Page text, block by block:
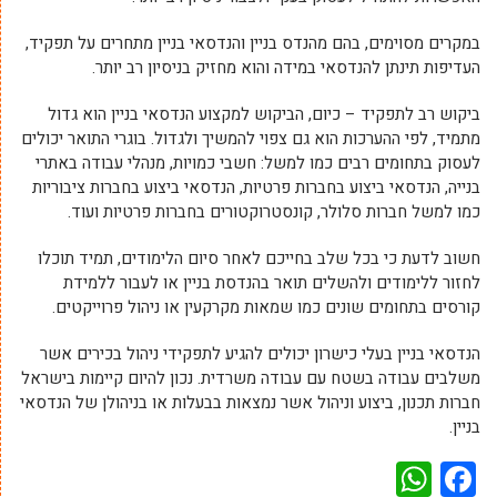
במקרים מסוימים, בהם מהנדס בניין והנדסאי בניין מתחרים על תפקיד,
העדיפות תינתן להנדסאי במידה והוא מחזיק בניסיון רב יותר.
ביקוש רב לתפקיד – כיום, הביקוש למקצוע הנדסאי בניין הוא גדול
מתמיד, לפי ההערכות הוא גם צפוי להמשיך ולגדול. בוגרי התואר יכולים
לעסוק בתחומים רבים כמו למשל: חשבי כמויות, מנהלי עבודה באתרי
בנייה, הנדסאי ביצוע בחברות פרטיות, הנדסאי ביצוע בחברות ציבוריות
כמו למשל חברות סלולר, קונסטרוקטורים בחברות פרטיות ועוד.
חשוב לדעת כי בכל שלב בחייכם לאחר סיום הלימודים, תמיד תוכלו
לחזור ללימודים ולהשלים תואר בהנדסת בניין או לעבור ללמידת
קורסים בתחומים שונים כמו שמאות מקרקעין או ניהול פרוייקטים.
הנדסאי בניין בעלי כישרון יכולים להגיע לתפקידי ניהול בכירים אשר
משלבים עבודה בשטח עם עבודה משרדית. נכון להיום קיימות בישראל
חברות תכנון, ביצוע וניהול אשר נמצאות בבעלות או בניהולן של הנדסאי
בניין.
Facebook